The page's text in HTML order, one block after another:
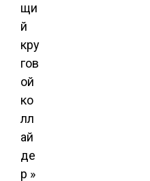
щи
й
кру
гов
ой
ко
лл
ай
де
р »